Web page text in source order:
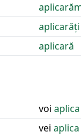
aplicarăți
aplicară
voi aplica
vei aplica